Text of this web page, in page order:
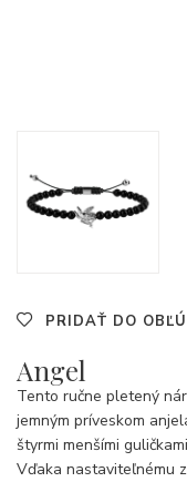
PRIDAŤ DO
Angel
Tento ručne pletený
jemným príveskom
štyrmi menšími
Vďaka nastaviteľnému